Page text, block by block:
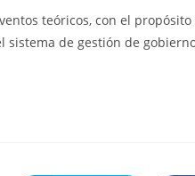
teóricos, con el
de gestión de